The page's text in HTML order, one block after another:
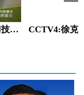
央视报道大陆纳米刀技术手术：绝境重生